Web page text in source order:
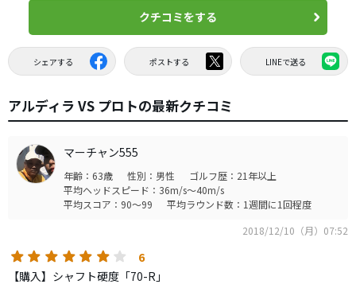
クチコミをする
シェアする ポストする LINEで送る
アルディラ VS プロトの最新クチコミ
マーチャン555
年齢：63歳 性別：男性
ゴルフ歴：21年以上
平均ヘッドスピード：36m/s～40m/s
平均スコア：90～99
平均ラウンド数：1週間に1回程度
2018/12/10（月）07:52
6
【購入】シャフト硬度「70-R」